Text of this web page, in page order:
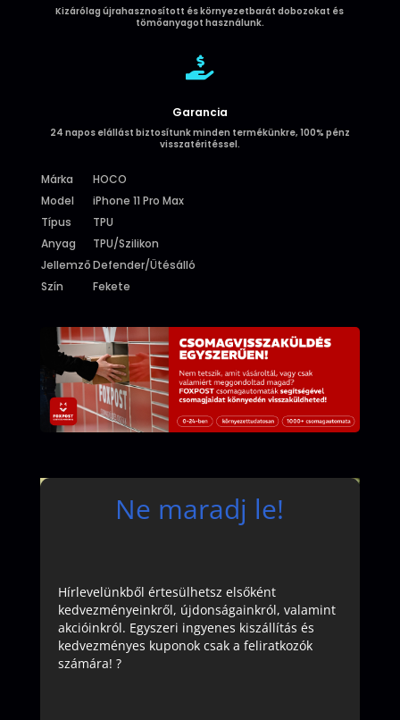
Kizárólag újrahasznosított és környezetbarát dobozokat és
tömőanyagot használunk.

Garancia
24 napos elállást biztosítunk minden termékünkre, 100% pénz
visszatéritéssel.
Márka
HOCO
Model
iPhone 11 Pro Max
Típus
TPU
Anyag
TPU/Szilikon
JellemzőDefender/Ütésálló
Szín
Fekete
Ne maradj le!
Hírlevelünkből értesülhetsz elsőként
kedvezményeinkről, újdonságainkról, valamint
akcióinkról. Egyszeri ingyenes kiszállítás és
kedvezményes kuponok csak a feliratkozók
számára! ?